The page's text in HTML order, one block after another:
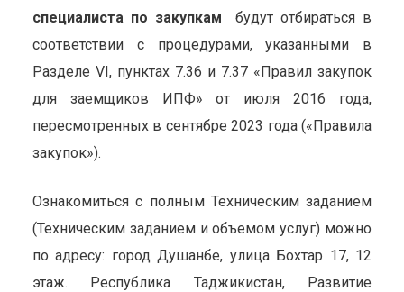
специалиста по закупкам будут отбираться в
соответствии с процедурами, указанными в
Разделе VI, пунктах 7.36 и 7.37 «Правил закупок
для заемщиков ИПФ» от июля 2016 года,
пересмотренных в сентябре 2023 года («Правила
закупок»).
Ознакомиться с полным Техническим заданием
(Техническим заданием и объемом услуг) можно
по адресу: город Душанбе, улица Бохтар 17, 12
этаж. Республика Таджикистан, Развитие